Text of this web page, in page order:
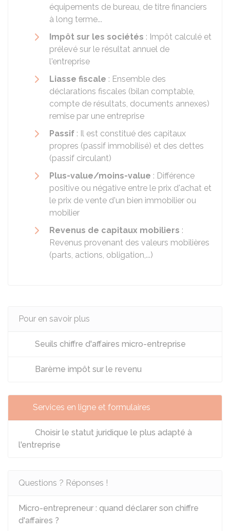
équipements de bureau, de titre financiers
à long terme...
Impôt sur les sociétés : Impôt calculé et
prélevé sur le résultat annuel de
l'entreprise
Liasse fiscale : Ensemble des
déclarations fiscales (bilan comptable,
compte de résultats, documents annexes)
remise par une entreprise
Passif : Il est constitué des capitaux
propres (passif immobilisé) et des dettes
(passif circulant)
Plus-value/moins-value : Différence
positive ou négative entre le prix d'achat et
le prix de vente d'un bien immobilier ou
mobilier
Revenus de capitaux mobiliers :
Revenus provenant des valeurs mobilières
(parts, actions, obligation,...)
Pour en savoir plus
Seuils chiffre d'affaires micro-entreprise
Barème impôt sur le revenu
Services en ligne et formulaires
Choisir le statut juridique le plus adapté à
l'entreprise
Questions ? Réponses !
Micro-entrepreneur : quand déclarer son chiffre
d'affaires ?